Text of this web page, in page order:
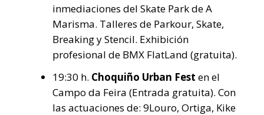
inmediaciones del Skate Park de A
Marisma. Talleres de Parkour, Skate,
Breaking y Stencil. Exhibición
profesional de BMX FlatLand (gratuita).
19:30 h. Choquiño Urban Fest en el
Campo da Feira (Entrada gratuita). Con
las actuaciones de: 9Louro, Ortiga, Kike